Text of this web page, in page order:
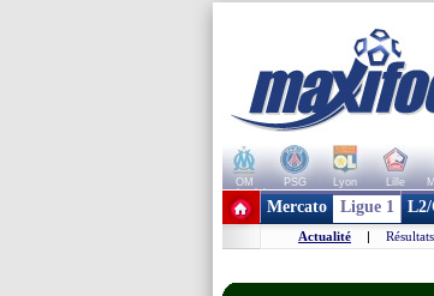
OM PSG Lyon Lille
+ de clubs
Mercato Ligue 1 L2/
Actualité |